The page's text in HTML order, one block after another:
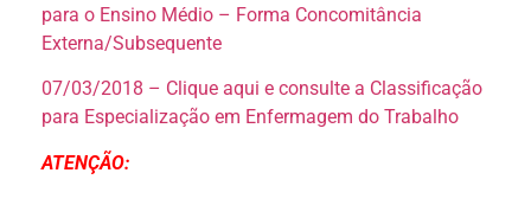
para o Ensino Médio – Forma Concomitância
Externa/Subsequente
07/03/2018 – Clique aqui e consulte a Classificação
para Especialização em Enfermagem do Trabalho
ATENÇÃO: